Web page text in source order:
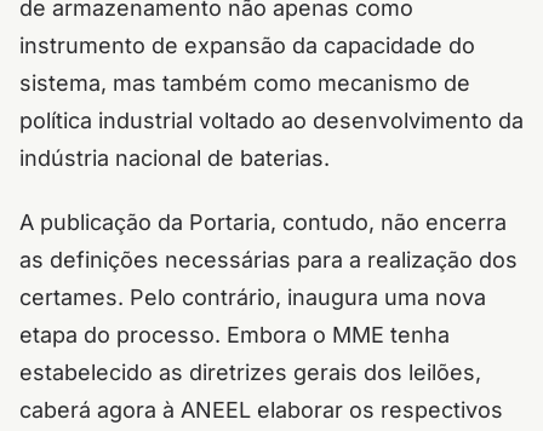
de armazenamento não apenas como
instrumento de expansão da capacidade do
sistema, mas também como mecanismo de
política industrial voltado ao desenvolvimento da
indústria nacional de baterias.
A publicação da Portaria, contudo, não encerra
as definições necessárias para a realização dos
certames. Pelo contrário, inaugura uma nova
etapa do processo. Embora o MME tenha
estabelecido as diretrizes gerais dos leilões,
caberá agora à ANEEL elaborar os respectivos